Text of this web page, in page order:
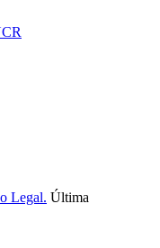
Legal. Última